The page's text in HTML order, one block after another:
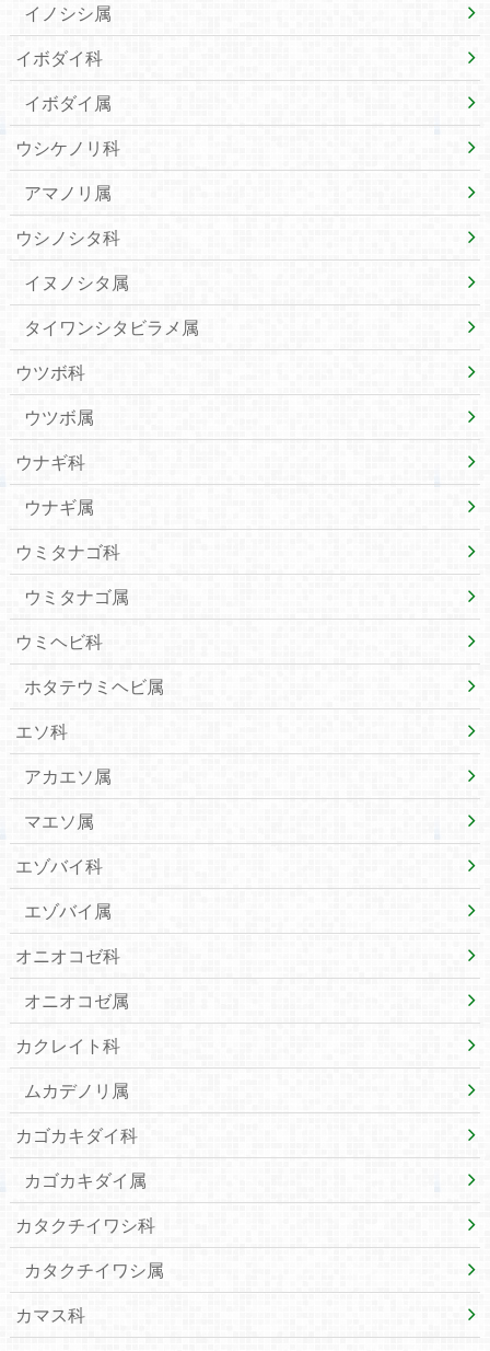
イノシシ属
イボダイ科
イボダイ属
ウシケノリ科
アマノリ属
ウシノシタ科
イヌノシタ属
タイワンシタビラメ属
ウツボ科
ウツボ属
ウナギ科
ウナギ属
ウミタナゴ科
ウミタナゴ属
ウミヘビ科
ホタテウミヘビ属
エソ科
アカエソ属
マエソ属
エゾバイ科
エゾバイ属
オニオコゼ科
オニオコゼ属
カクレイト科
ムカデノリ属
カゴカキダイ科
カゴカキダイ属
カタクチイワシ科
カタクチイワシ属
カマス科